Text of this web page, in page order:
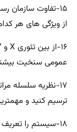
۱۵-تفاوت
از ویژگی های هر
عمومی سنخیت
۱۷-نظریه سلسله
ترسیم کنید و
۱۸-سیستم را